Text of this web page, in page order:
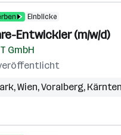
Einblicke
Entwickler (m/w/d)
GmbH
,Wien,Voralberg, Kärnten